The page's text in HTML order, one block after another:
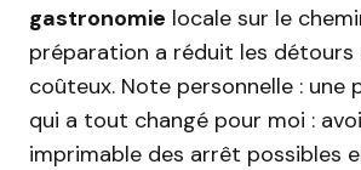
gastronomie locale sur le
préparation a réduit les
coûteux. Note personnelle : une
qui a tout changé pour moi :
imprimable des arrêt possibles